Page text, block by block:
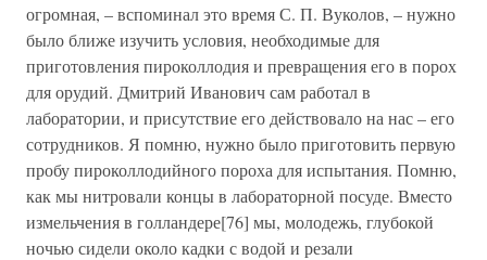
огромная, – вспоминал это время С. П. Вуколов, – нужно
было ближе изучить условия, необходимые для
приготовления пироколлодия и превращения его в порох
для орудий. Дмитрий Иванович сам работал в
лаборатории, и присутствие его действовало на нас – его
сотрудников. Я помню, нужно было приготовить первую
пробу пироколлодийного пороха для испытания. Помню,
как мы нитровали концы в лабораторной посуде. Вместо
измельчения в голландере[76] мы, молодежь, глубокой
ночью сидели около кадки с водой и резали